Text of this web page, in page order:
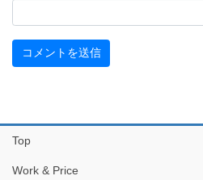
Top
Work & Price